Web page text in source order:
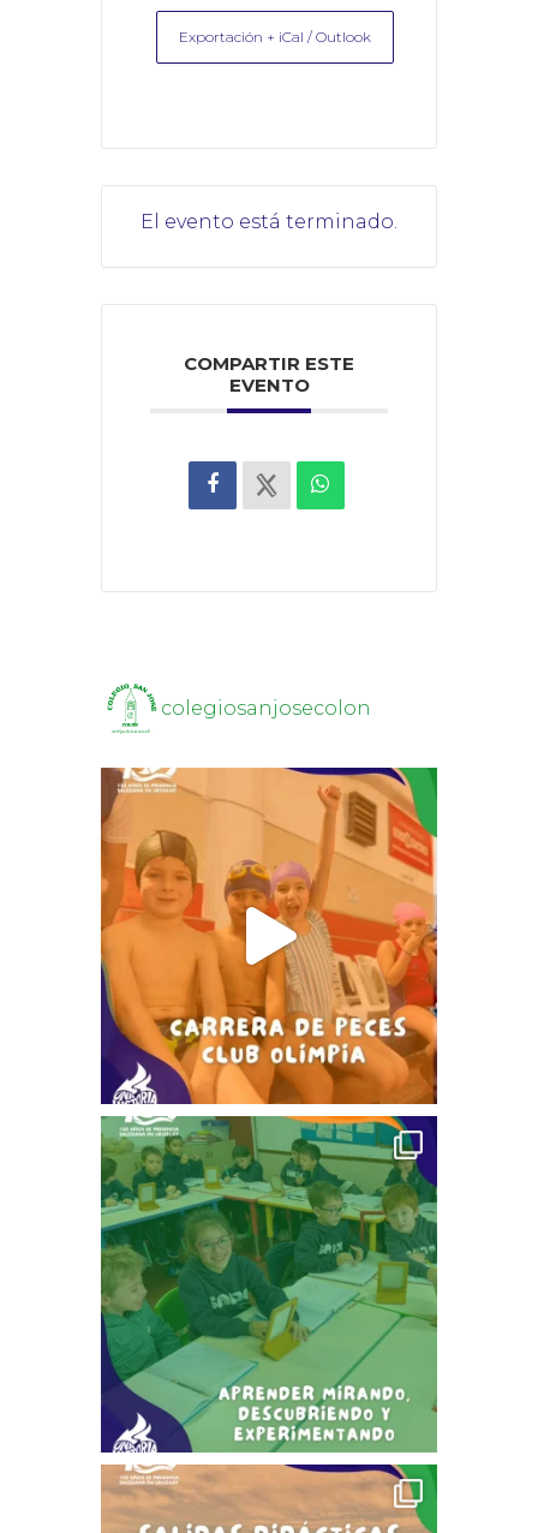
Exportación + iCal / Outlook
El evento está terminado.
COMPARTIR ESTE
EVENTO
colegiosanjosecolon